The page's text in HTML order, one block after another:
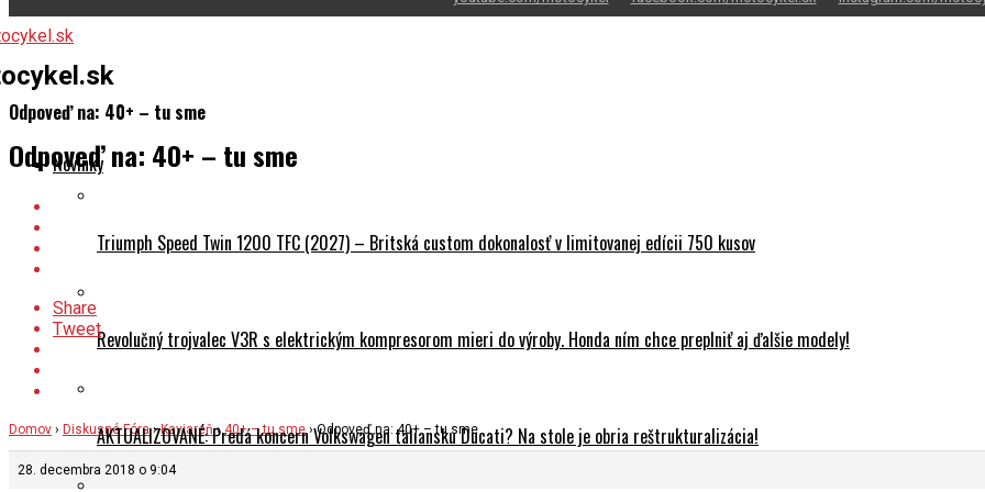
Odpoveď na: 40+ – tu sme
Novinky
Triumph Speed Twin 1200 TFC (2027) – Britská custom dokonalosť v limitovanej edícii 750 kusov
Revolučný trojvalec V3R s elektrickým kompresorom mieri do výroby. Honda ním chce preplniť aj ďalšie modely!
AKTUALIZOVANÉ: Predá koncern Volkswagen taliansku Ducati? Na stole je obria reštrukturalizácia!
Odpoveď na: 40+ – tu sme
Share
Tweet
Domov › Diskusné Fóra › Kaviareň › 40+ – tu sme › Odpoveď na: 40+ – tu sme
28. decembra 2018 o 9:04